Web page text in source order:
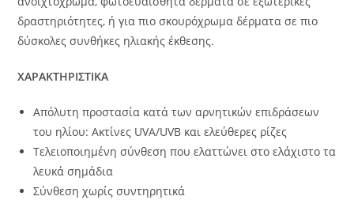
δραστηριότητες, ή για πιο σκουρόχρωμα δέρματα σε πιο
δύσκολες συνθήκες ηλιακής έκθεσης.
ΧΑΡΑΚΤΗΡΙΣΤΙΚΑ
Απόλυτη προστασία κατά των αρνητικών επιδράσεων
του ηλίου: Ακτίνες UVA/UVB και ελεύθερες ρίζες
Τελειοποιημένη σύνθεση που ελαττώνει στο ελάχιστο τα
λευκά σημάδια
Σύνθεση χωρίς συντηρητικά